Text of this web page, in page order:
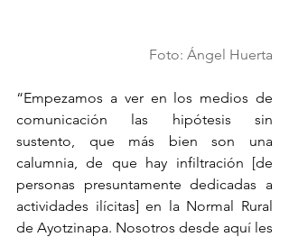
Foto: Ángel Huerta
“Empezamos a ver en los medios de
comunicación las hipótesis sin
sustento, que más bien son una
calumnia, de que hay infiltración [de
personas presuntamente dedicadas a
actividades ilícitas] en la Normal Rural
de Ayotzinapa. Nosotros desde aquí les